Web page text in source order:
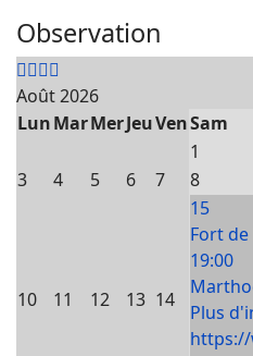
Observation
Août 2026
LunMarMerJeuVenSam
1
3
4 5 6 7 8
10 11 12 13 14
15
Fort
19:00
Plus